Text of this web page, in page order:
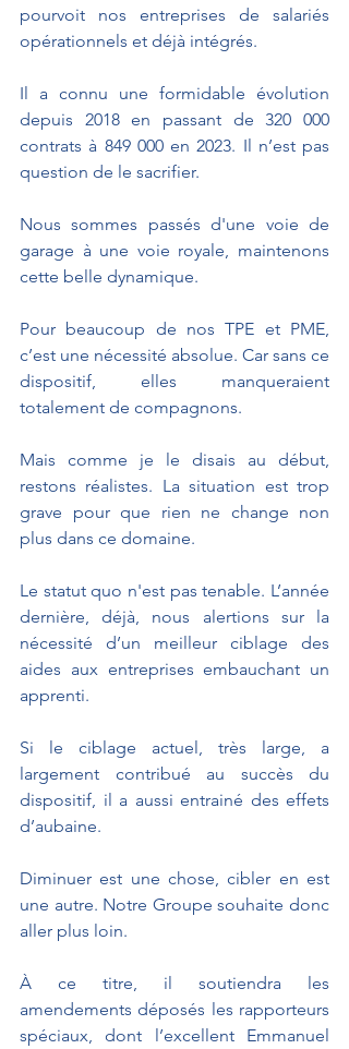
pourvoit nos entreprises de salariés
opérationnels et déjà intégrés.
Il a connu une formidable évolution
depuis 2018 en passant de 320 000
contrats à 849 000 en 2023. Il n’est pas
question de le sacrifier.
Nous sommes passés d'une voie de
garage à une voie royale, maintenons
cette belle dynamique.
Pour beaucoup de nos TPE et PME,
c’est une nécessité absolue. Car sans ce
dispositif, elles manqueraient
totalement de compagnons.
Mais comme je le disais au début,
restons réalistes. La situation est trop
grave pour que rien ne change non
plus dans ce domaine.
Le statut quo n'est pas tenable. L’année
dernière, déjà, nous alertions sur la
nécessité d’un meilleur ciblage des
aides aux entreprises embauchant un
apprenti.
Si le ciblage actuel, très large, a
largement contribué au succès du
dispositif, il a aussi entrainé des effets
d’aubaine.
Diminuer est une chose, cibler en est
une autre. Notre Groupe souhaite donc
aller plus loin.
À ce titre, il soutiendra les
amendements déposés les rapporteurs
spéciaux, dont l’excellent Emmanuel